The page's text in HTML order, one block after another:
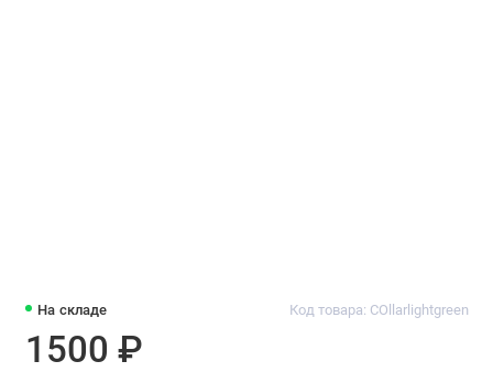
На складе Код товара: COllarlightgreen
1500 ₽